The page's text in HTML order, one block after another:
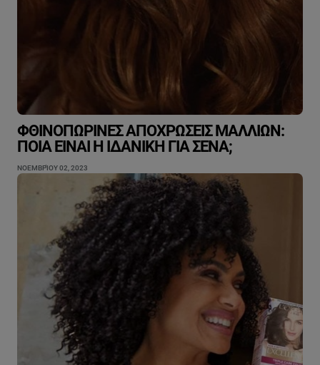
ΦΘΙΝΟΠΩΡΙΝΈΣ ΑΠΟΧΡΏΣΕΙΣ ΜΑΛΛΙΏΝ:
ΠΟΙΑ ΕΊΝΑΙ Η ΙΔΑΝΙΚΉ ΓΙΑ ΣΈΝΑ;
ΝΟΕΜΒΡΊΟΥ 02, 2023